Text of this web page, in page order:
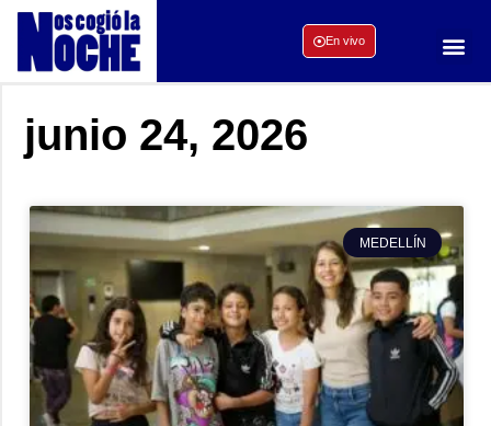
En vivo
junio 24, 2026
MEDELLÍN